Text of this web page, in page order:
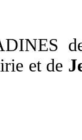
et de